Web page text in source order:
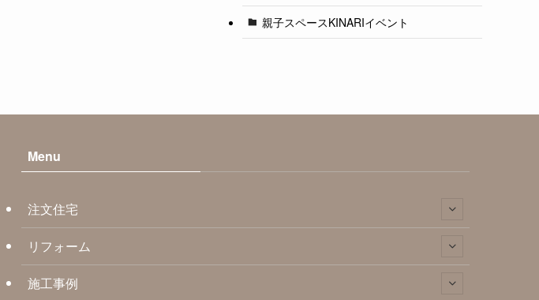
親子スペースKINARIイベント
Menu
注文住宅
リフォーム
施工事例